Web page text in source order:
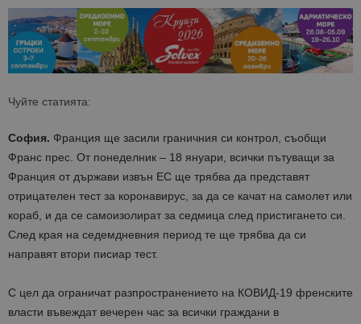
Чуйте статията:
София. Франция ще засили граничния си контрол, съобщи
Франс прес. От понеделник – 18 януари, всички пътуващи за
Франция от държави извън ЕС ще трябва да представят
отрицателен тест за коронавирус, за да се качат на самолет или
кораб, и да се самоизолират за седмица след пристигането си.
След края на седемдневния период те ще трябва да си
направят втори писиар тест.
С цел да ограничат разпространението на КОВИД-19 френските
власти въвеждат вечерен час за всички граждани в